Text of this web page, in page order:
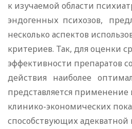
к изучаемой области
эндогенных психозов,
несколько аспектов
критериев. Так, для оценки
эффективности препаратов
действия наиболее
представляется
клинико-экономических
способствующих адекватной